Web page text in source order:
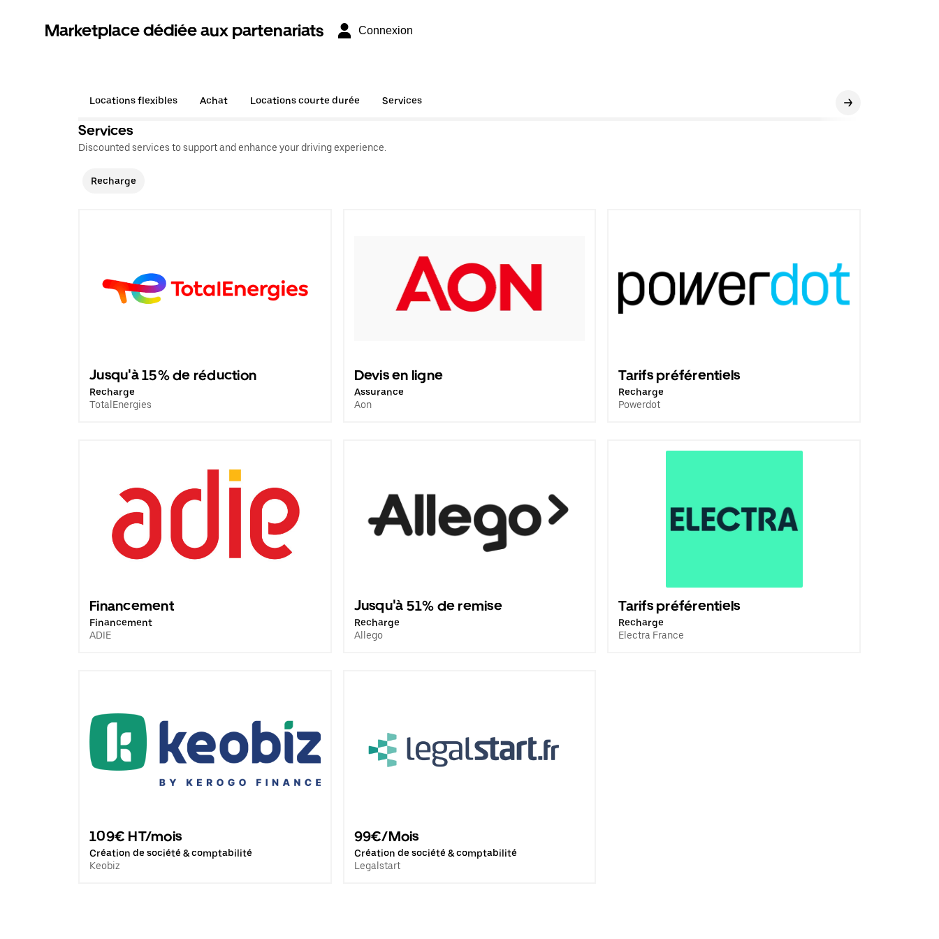
Marketplace dédiée aux partenariats Connexion
Locations flexibles Achat Locations courte durée Services
Services
Discounted services to support and enhance your driving experience.
Recharge
Jusqu'à 15% de réduction
Recharge
TotalEnergies
Devis en ligne
Assurance
Aon
Tarifs préférentiels
Recharge
Powerdot
Financement
Financement
ADIE
Jusqu'à 51% de remise
Recharge
Allego
Tarifs préférentiels
Recharge
Electra France
109€ HT/mois
Création de société & comptabilité
Keobiz
99€/Mois
Création de société & comptabilité
Legalstart